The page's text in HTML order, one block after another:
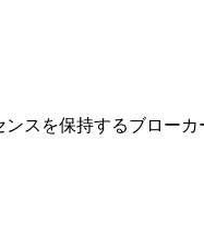
スを保持するブロー